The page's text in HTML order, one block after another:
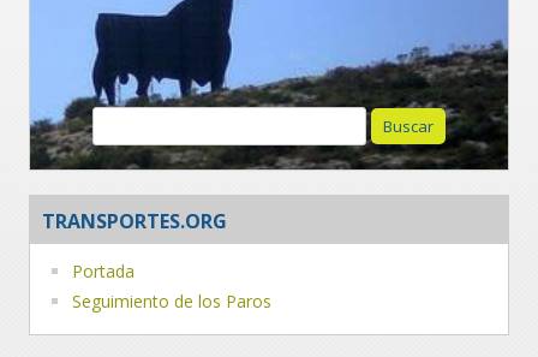
Buscar:
TRANSPORTES.ORG
Portada
Seguimiento de los Paros